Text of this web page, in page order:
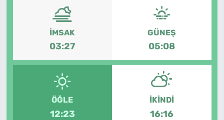
İMSAK
03:27
GÜNEŞ
05:08
ÖĞLE
12:23
İKINDI
16:16